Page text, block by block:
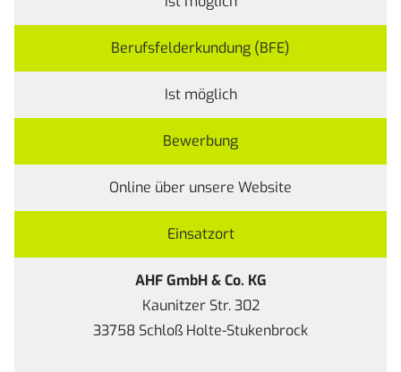
Berufsfelderkundung (BFE)
Ist möglich
Bewerbung
Online über unsere Website
Einsatzort
AHF GmbH & Co. KG
Kaunitzer Str. 302
33758 Schloß Holte-Stukenbrock